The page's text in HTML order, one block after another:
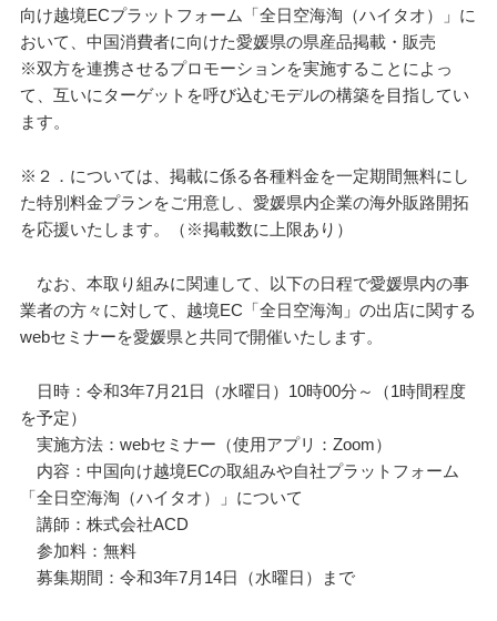
向け越境ECプラットフォーム「全日空海淘（ハイタオ）」に
おいて、中国消費者に向けた愛媛県の県産品掲載・販売
※双方を連携させるプロモーションを実施することによっ
て、互いにターゲットを呼び込むモデルの構築を目指してい
ます。
※２．については、掲載に係る各種料金を一定期間無料にし
た特別料金プランをご用意し、愛媛県内企業の海外販路開拓
を応援いたします。（※掲載数に上限あり）
なお、本取り組みに関連して、以下の日程で愛媛県内の事
業者の方々に対して、越境EC「全日空海淘」の出店に関する
webセミナーを愛媛県と共同で開催いたします。
日時：令和3年7月21日（水曜日）10時00分～（1時間程度
を予定）
実施方法：webセミナー（使用アプリ：Zoom）
内容：中国向け越境ECの取組みや自社プラットフォーム
「全日空海淘（ハイタオ）」について
講師：株式会社ACD
参加料：無料
募集期間：令和3年7月14日（水曜日）まで